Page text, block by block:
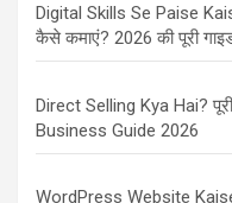
Digital Skills Se Paise
कैसे कमाएं? 2026 की पूरी
Direct Selling Kya Hai?
Business Guide 2026
WordPress Website